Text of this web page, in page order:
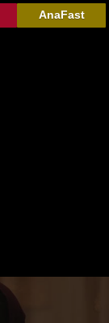
AnaFast